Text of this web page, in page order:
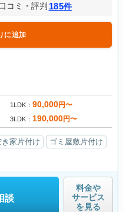
コミ・評判 185件
に追加
1LDK 90,000円〜
3LDK 190,000円〜
き家片付け
ゴミ屋敷片付け
談
料金や
サービス
を見る